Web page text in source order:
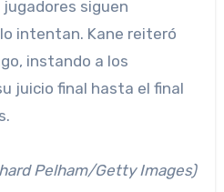
siguen
intentan. Kane reiteró
instando a los
juicio final hasta el final
Pelham/Getty Images)